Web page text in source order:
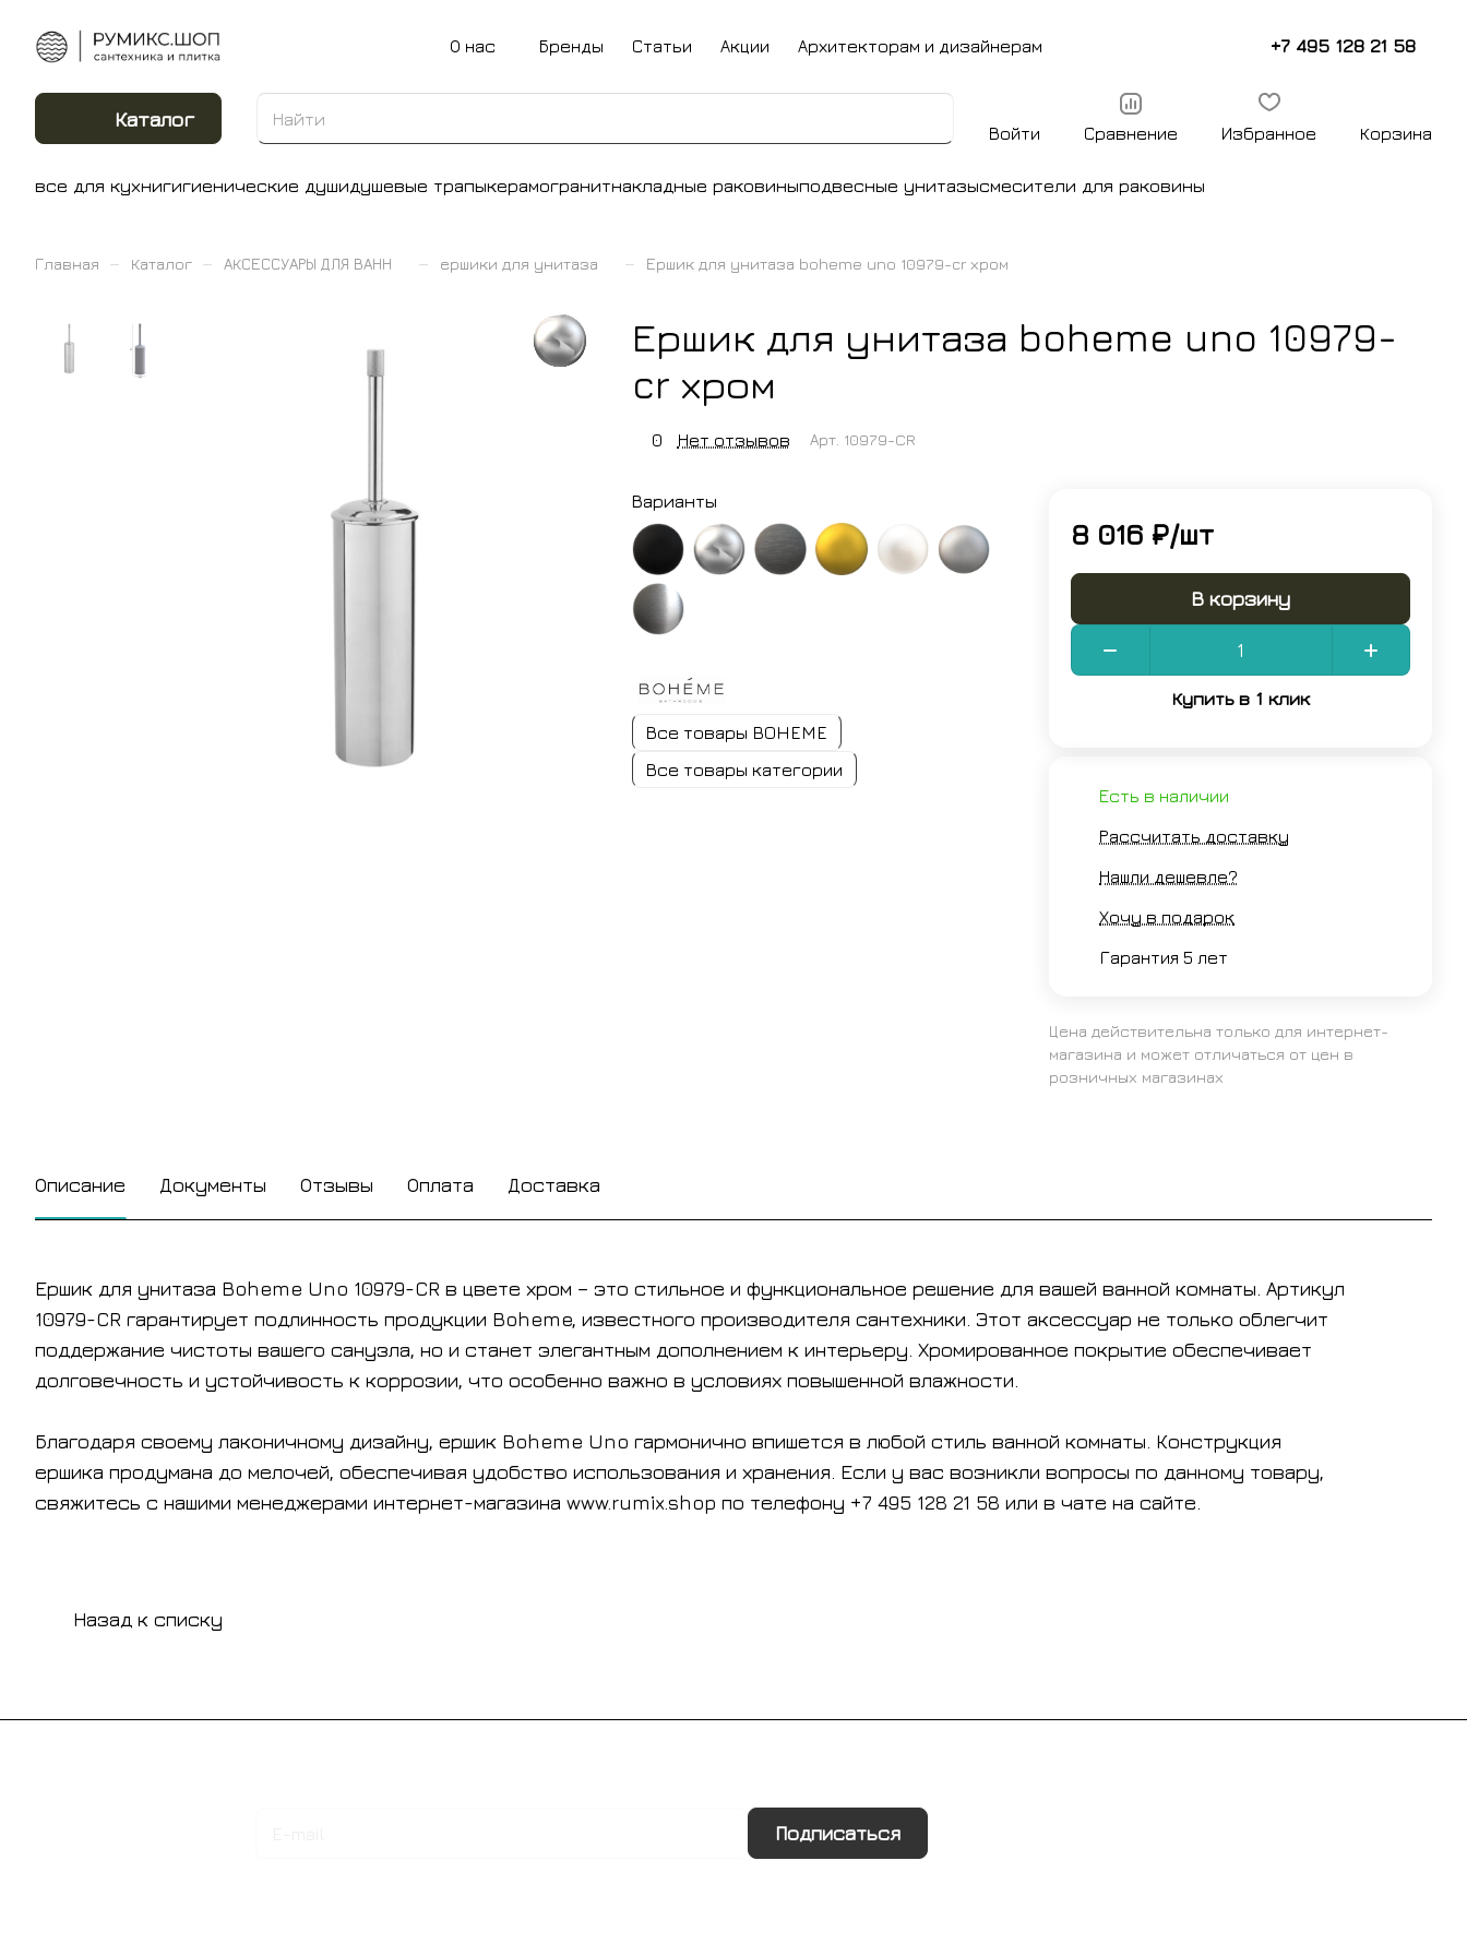
О нас Бренды Статьи Акции Архитекторам и дизайнерам +7 495 128 21 58
Каталог
Войти Сравнение Избранное Корзина
все для кухнигигиенические душидушевые трапыкерамогранитнакладные раковиныподвесные унитазысмесители для раковины
Главная – Каталог – АКСЕССУАРЫ ДЛЯ ВАНН – ершики для унитаза – Ершик для унитаза boheme uno 10979-cr хром
Ершик для унитаза boheme uno 10979-
cr хром
0 Нет отзывов Арт. 10979-CR
Варианты
черный
матовый
хром
глянцеваяВсе товары BOHEME
Все товары категории
8 016 ₽/шт
В корзину
Купить в 1 клик
Есть в наличии
Рассчитать доставку
Нашли дешевле?
Хочу в подарок
Гарантия 5 лет
Цена действительна только для интернет-
магазина и может отличаться от цен в
розничных магазинах
Описание Документы Отзывы Оплата Доставка
Ершик для унитаза Boheme Uno 10979-CR в цвете хром – это стильное и функциональное решение для вашей ванной комнаты. Артикул
10979-CR гарантирует подлинность продукции Boheme, известного производителя сантехники. Этот аксессуар не только облегчит
поддержание чистоты вашего санузла, но и станет элегантным дополнением к интерьеру. Хромированное покрытие обеспечивает
долговечность и устойчивость к коррозии, что особенно важно в условиях повышенной влажности.
Благодаря своему лаконичному дизайну, ершик Boheme Uno гармонично впишется в любой стиль ванной комнаты. Конструкция
ершика продумана до мелочей, обеспечивая удобство использования и хранения. Если у вас возникли вопросы по данному товару,
свяжитесь с нашими менеджерами интернет-магазина www.rumix.shop по телефону +7 495 128 21 58 или в чате на сайте.
Назад к списку
Подписаться